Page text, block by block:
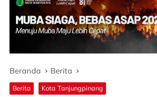
Beranda Berita
Berita Kota Tanjungpinang